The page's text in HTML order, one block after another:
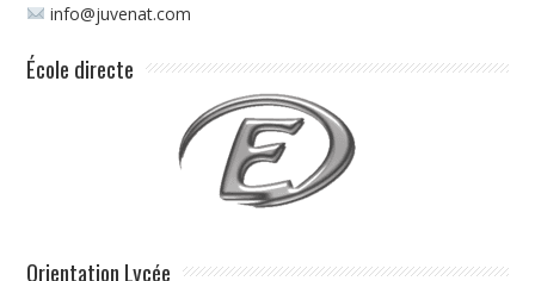
info@juvenat.com
École directe
Orientation Lycée